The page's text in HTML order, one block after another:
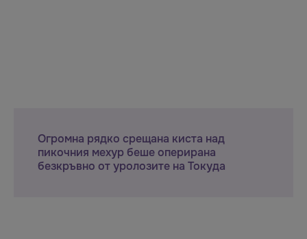
Огромна рядко срещана киста над
пикочния мехур беше оперирана
безкръвно от уролозите на Токуда